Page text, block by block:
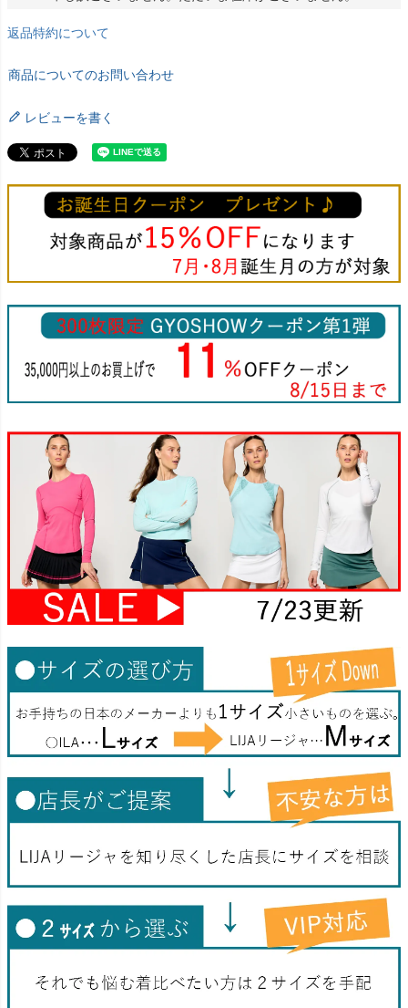
返品特約について
商品についてのお問い合わせ
レビューを書く